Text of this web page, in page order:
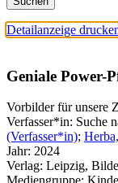
Detailanzeige
Geniale Power-
Vorbilder für unsere
Verfasser*in: Suche
(Verfasser*in);
Jahr: 2024
Verlag: Leipzig,